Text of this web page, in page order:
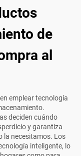
de
al
emplear tecnología
deciden cuándo
y garantiza
la necesitamos. Los
inteligente, lo